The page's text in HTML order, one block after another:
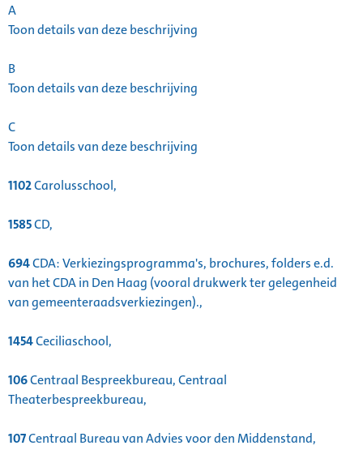
A
Toon details van deze beschrijving
B
Toon details van deze beschrijving
C
Toon details van deze beschrijving
1102Carolusschool,
1585CD,
694CDA: Verkiezingsprogramma's, brochures, folders e.d.
van het CDA in Den Haag (vooral drukwerk ter gelegenheid
van gemeenteraadsverkiezingen).,
1454Ceciliaschool,
106Centraal Bespreekbureau, Centraal
Theaterbespreekbureau,
107Centraal Bureau van Advies voor den Middenstand,